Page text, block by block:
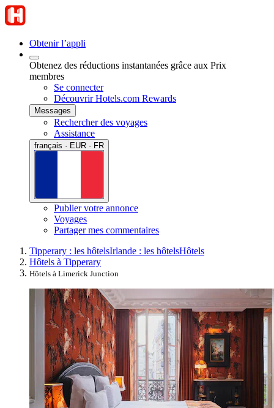
Obtenir l’appli
Obtenez des réductions instantanées grâce aux Prix
membres
Se connecter
Découvrir Hotels.com Rewards
Messages
Rechercher des voyages
Assistance
français · EUR · FR
Publier votre annonce
Voyages
Partager mes commentaires
Tipperary : les hôtelsIrlande : les hôtelsHôtels
Hôtels à Tipperary
Hôtels à Limerick Junction